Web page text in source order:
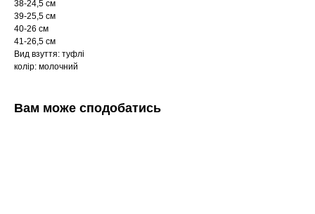
38-24,5 см
39-25,5 см
40-26 см
41-26,5 см
Вид взуття: туфлі
колір: молочний
Вам може сподобатись